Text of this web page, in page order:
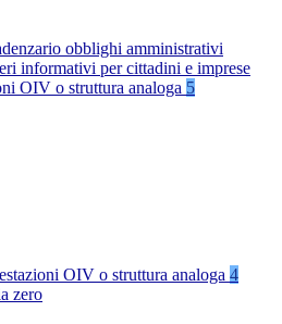
obblighi amministrativi
informativi per cittadini e imprese
OIV o struttura analoga 5
OIV o struttura analoga 4
zero